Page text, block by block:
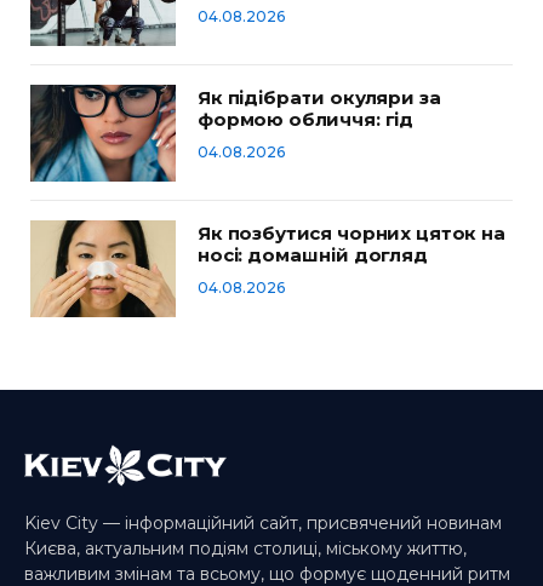
04.08.2026
Як підібрати окуляри за
формою обличчя: гід
04.08.2026
Як позбутися чорних цяток на
носі: домашній догляд
04.08.2026
Kiev City — інформаційний сайт, присвячений новинам
Києва, актуальним подіям столиці, міському життю,
важливим змінам та всьому, що формує щоденний ритм